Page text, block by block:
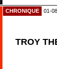
CHRONIQUE 01-
TROY